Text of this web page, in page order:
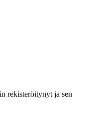
rekisteröitynyt ja sen